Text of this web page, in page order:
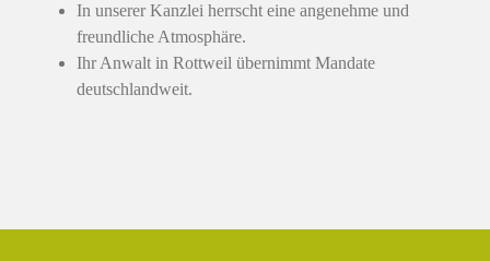
In unserer Kanzlei herrscht eine angenehme und
freundliche Atmosphäre.
Ihr Anwalt in Rottweil übernimmt Mandate
deutschlandweit.